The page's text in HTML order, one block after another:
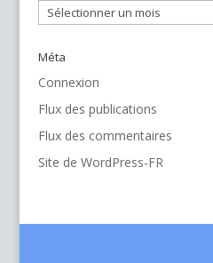
Archives
Méta
Connexion
Flux des publications
Flux des commentaires
Site de WordPress-FR